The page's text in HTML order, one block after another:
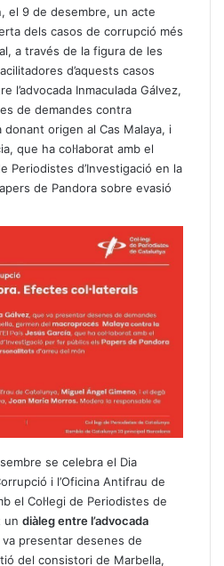
el 9 de desembre, un acte
dels casos de corrupció més
a través de la figura de les
d’aquests casos
l’advocada Inmaculada Gálvez,
de demandes contra
donant origen al Cas Malaya, i
que ha col·laborat amb el
Periodistes d’Investigació en la
de Pandora sobre evasió
se celebra el Dia
i l’Oficina Antifrau de
el Col·legi de Periodistes de
un diàleg entre l’advocada
va presentar desenes de
del consistori de Marbella,